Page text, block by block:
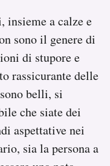
a calze e
sono il genere di
di stupore e
rassicurante delle
belli, si
che siate dei
aspettative nei
sia la persona a